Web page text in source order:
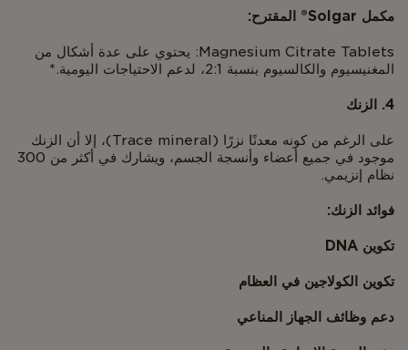
مكمل Solgar® المقترح:
Magnesium Citrate Tablets: يحتوي على عدة أشكال من
المغنيسيوم والكالسيوم بنسبة 2:1، لدعم الاحتياجات اليومية.*
4. الزنك
على الرغم من كونه معدنًا نزرًا (Trace mineral)، إلا أن الزنك
موجود في جميع أعضاء وأنسجة الجسم، ويشارك في أكثر من 300
نظام إنزيمي.
فوائد الزنك:
تكوين DNA
تكوين الكولاجين في العظام
دعم وظائف الجهاز المناعي